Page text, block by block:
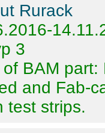
Rurack
3
of BAM
and Fab-
test strips.